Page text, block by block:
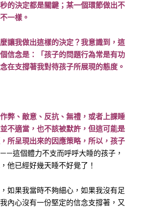
的決定都是關鍵；某一個環節做出不
一樣。
讓我做出這樣的決定？我意識到，這
信念是：「孩子的問題行為常是有功
在支撐著我對待孩子所展現的態度。
弊、敵意、反抗、無禮，或者上課睡
不適當，也不該被默許，但這可能是
所呈現出來的因應策略，所以，孩子
——這個體力不支而呼呼大睡的孩子，
他已經好幾天睡不好覺了！
如果我當時不夠細心，如果我沒有足
內心沒有一份堅定的信念支撐著，又